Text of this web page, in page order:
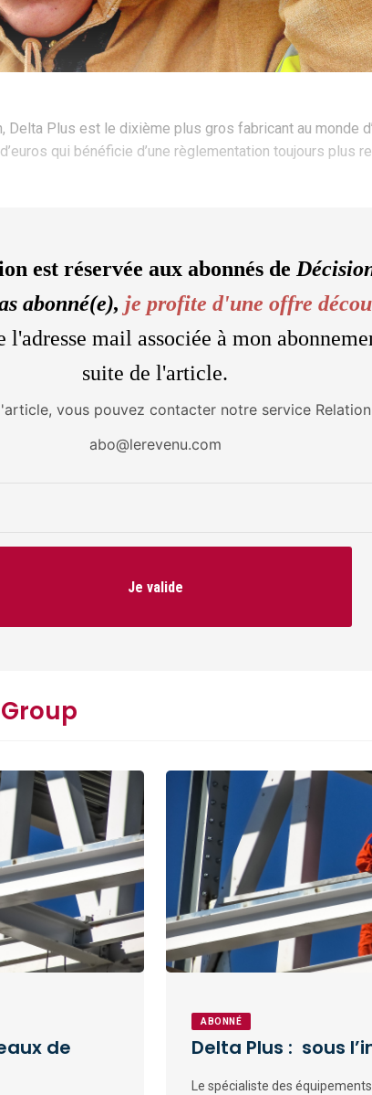
Plus est le dixième plus gros fabricant au monde
qui bénéficie d’une règlementation toujours plus
est réservée aux abonnés de
abonné(e), je profite d'une offre
mail associée à mon
suite de l'article.
vous pouvez contacter notre service
abo@lerevenu.com
Je valide
de
ABONNÉ
Delta Plus : sous
Le spécialiste des